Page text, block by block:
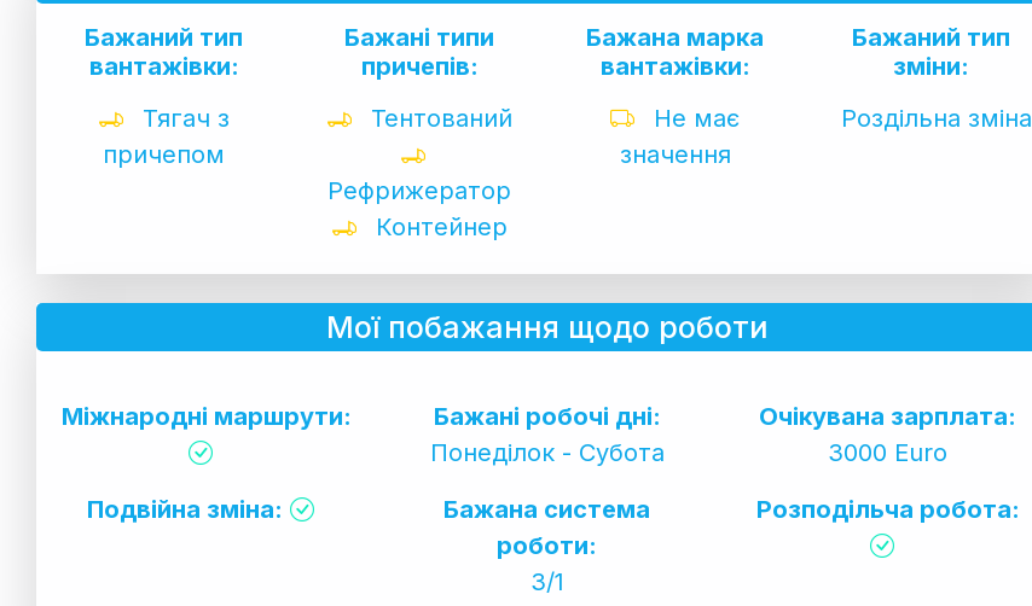
Бажаний тип
вантажівки:
Тягач з
причепом
Бажані типи
причепів:
Тентований
Рефрижератор
Контейнер
Бажана марка
вантажівки:
Не має
значення
Бажаний тип
зміни:
Роздільна зміна
Мої побажання щодо роботи
Міжнародні маршрути:
Подвійна зміна:
Бажані робочі дні:
Понеділок - Субота
Бажана система
роботи:
3/1
Очікувана зарплата:
3000 Euro
Розподільча робота: